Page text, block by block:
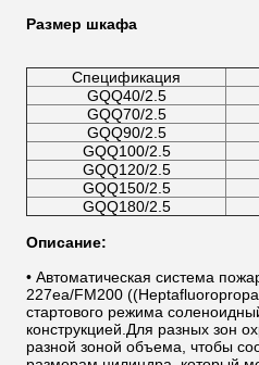
Размер шкафа
Спецификация
GQQ40/2.5
GQQ70/2.5
GQQ90/2.5
GQQ100/2.5
GQQ120/2.5
GQQ150/2.5
GQQ180/2.5
Описание:
• Автоматическая система
227ea/FM200
стартового режима
конструкцией.Для разных зон
разной зоной объема, чтобы